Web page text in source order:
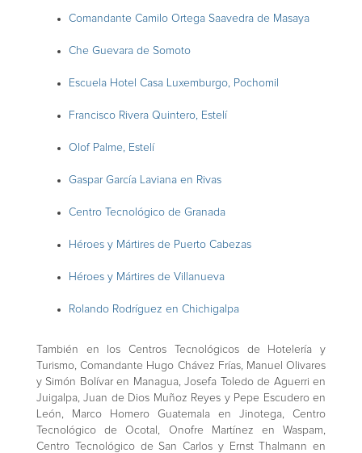
Comandante Camilo Ortega Saavedra de Masaya
Che Guevara de Somoto
Escuela Hotel Casa Luxemburgo, Pochomil
Francisco Rivera Quintero, Estelí
Olof Palme, Estelí
Gaspar García Laviana en Rivas
Centro Tecnológico de Granada
Héroes y Mártires de Puerto Cabezas
Héroes y Mártires de Villanueva
Rolando Rodríguez en Chichigalpa
También en los Centros Tecnológicos de Hotelería y
Turismo, Comandante Hugo Chávez Frías, Manuel Olivares
y Simón Bolívar en Managua, Josefa Toledo de Aguerri en
Juigalpa, Juan de Dios Muñoz Reyes y Pepe Escudero en
León, Marco Homero Guatemala en Jinotega, Centro
Tecnológico de Ocotal, Onofre Martínez en Waspam,
Centro Tecnológico de San Carlos y Ernst Thalmann en